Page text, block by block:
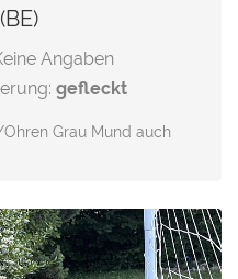
Angaben
gefleckt
Grau Mund auch